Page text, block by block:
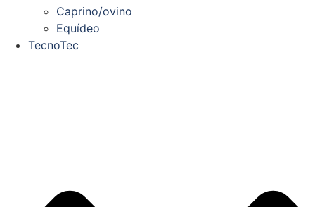
Caprino/ovino
Equídeo
TecnoTec